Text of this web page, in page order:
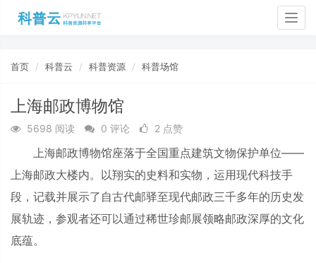
首页 科普云 科普资源 科普场馆
上海邮政博物馆
5698 阅读 0 评论 2 点赞
上海邮政博物馆座落于全国重点建筑文物保护单位——
上海邮政大楼内。以翔实的史料和实物，运用现代科技手
段，记载并展示了自古代邮驿至现代邮政三千多年的历史发
展轨迹，参观者还可以通过稀世珍邮展领略邮政深厚的文化
底蕴。